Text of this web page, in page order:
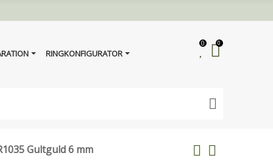
RINGKONFIGURATOR
0 0
Gultguld 6 mm